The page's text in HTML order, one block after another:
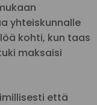
yhteiskunnalle
kohti, kun taas
maksaisi
että